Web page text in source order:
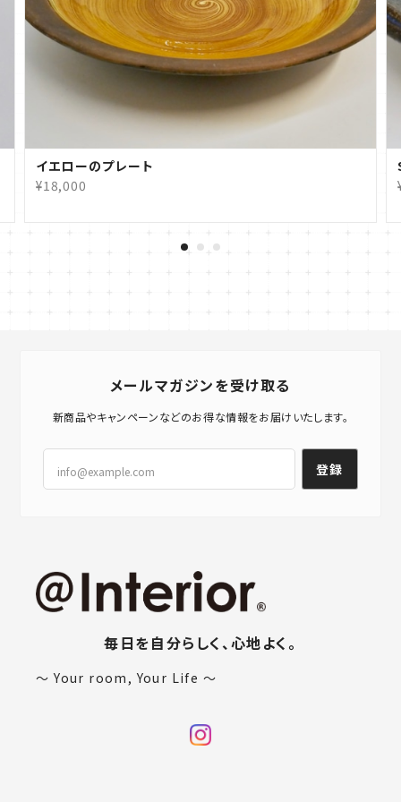
イエローのプレート
¥18,000
メールマガジンを受け取る
新商品やキャンペーンなどのお得な情報をお届けいたします。
登録
毎日を自分らしく、心地よく。
〜 Your room, Your Life 〜